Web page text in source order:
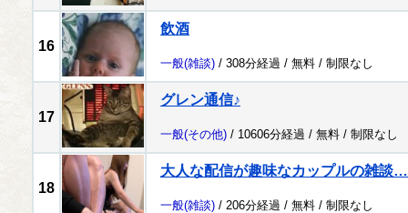
16
飲酒
一般(雑談) / 308分経過 / 無料 / 制限なし
17
グレン通信♪
一般(その他) / 10606分経過 / 無料 / 制限なし
18
大人な配信が趣味なカップルの雑談…
一般(雑談) / 206分経過 / 無料 / 制限なし